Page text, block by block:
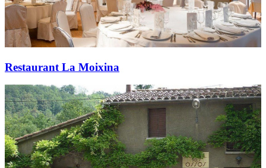
Restaurant La Moixina